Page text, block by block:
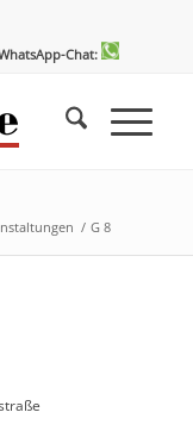
Chat:
/ G 8